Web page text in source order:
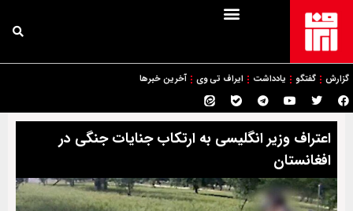
گزارش گفتگو یادداشت ایراف تی وی آخرین خبرها
اعتراف وزیر انگلیسی به ارتکاب جنایات جنگی در
افغانستان